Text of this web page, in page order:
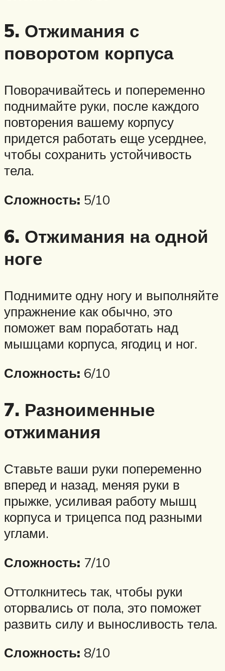
5. Отжимания с
поворотом корпуса
Поворачивайтесь и попеременно
поднимайте руки, после каждого
повторения вашему корпусу
придется работать еще усерднее,
чтобы сохранить устойчивость
тела.
Сложность: 5/10
6. Отжимания на одной
ноге
Поднимите одну ногу и выполняйте
упражнение как обычно, это
поможет вам поработать над
мышцами корпуса, ягодиц и ног.
Сложность: 6/10
7. Разноименные
отжимания
Ставьте ваши руки попеременно
вперед и назад, меняя руки в
прыжке, усиливая работу мышц
корпуса и трицепса под разными
углами.
Сложность: 7/10
Оттолкнитесь так, чтобы руки
оторвались от пола, это поможет
развить силу и выносливость тела.
Сложность: 8/10